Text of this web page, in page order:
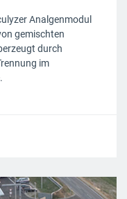
Analgenmodul
gemischten
durch
im